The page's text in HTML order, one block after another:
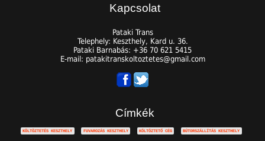
Kapcsolat
Pataki Trans
Telephely: Keszthely, Kard u. 36.
Pataki Barnabás: +36 70 621 5415
E-mail: patakitranskoltoztetes@gmail.com
Címkék
KÖLTÖZTETÉS KESZTHELY FUVAROZÁS KESZTHELY KÖLTÖZTETŐ CÉG BÚTORSZÁLLÍTÁS KESZTHELY